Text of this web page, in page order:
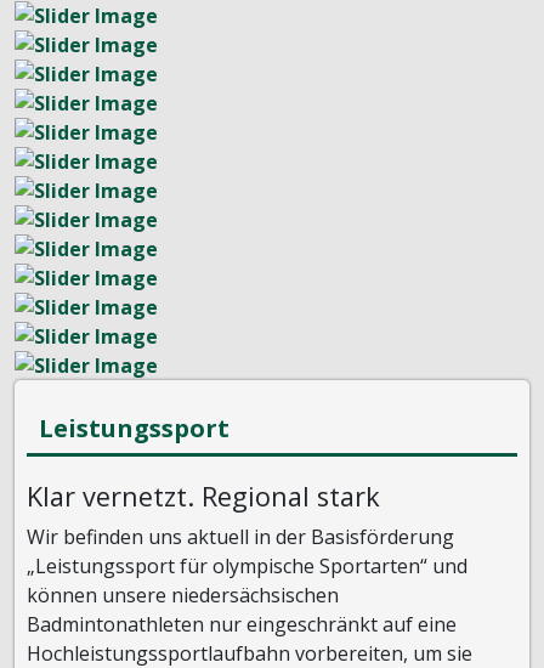
Leistungssport
Klar vernetzt. Regional stark
Wir befinden uns aktuell in der Basisförderung
„Leistungssport für olympische Sportarten“ und
können unsere niedersächsischen
Badmintonathleten nur eingeschränkt auf eine
Hochleistungssportlaufbahn vorbereiten, um sie